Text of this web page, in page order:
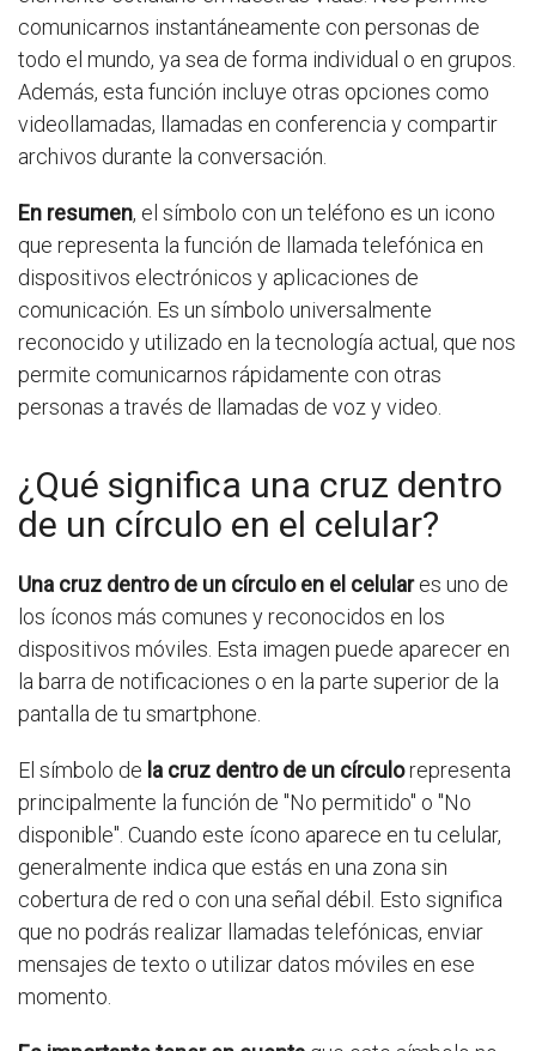
comunicarnos instantáneamente con personas de
todo el mundo, ya sea de forma individual o en grupos.
Además, esta función incluye otras opciones como
videollamadas, llamadas en conferencia y compartir
archivos durante la conversación.
En resumen, el símbolo con un teléfono es un icono
que representa la función de llamada telefónica en
dispositivos electrónicos y aplicaciones de
comunicación. Es un símbolo universalmente
reconocido y utilizado en la tecnología actual, que nos
permite comunicarnos rápidamente con otras
personas a través de llamadas de voz y video.
¿Qué significa una cruz dentro
de un círculo en el celular?
Una cruz dentro de un círculo en el celulares uno de
los íconos más comunes y reconocidos en los
dispositivos móviles. Esta imagen puede aparecer en
la barra de notificaciones o en la parte superior de la
pantalla de tu smartphone.
El símbolo de la cruz dentro de un círculorepresenta
principalmente la función de "No permitido" o "No
disponible". Cuando este ícono aparece en tu celular,
generalmente indica que estás en una zona sin
cobertura de red o con una señal débil. Esto significa
que no podrás realizar llamadas telefónicas, enviar
mensajes de texto o utilizar datos móviles en ese
momento.